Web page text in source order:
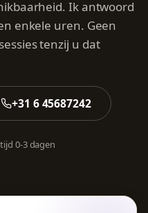
Ik antwoord
enkele uren. Geen
tenzij u dat
+31 6 45687242
0-3 dagen